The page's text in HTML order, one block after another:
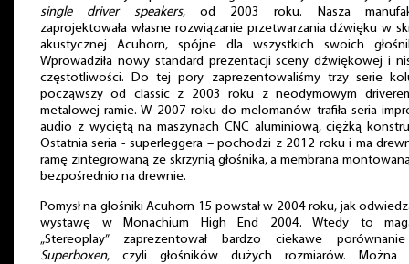
single driver speakers, od 2003 roku. Nasza
zaprojektowała własne rozwiązanie przetwarzania dźwięku w
akustycznej Acuhorn, spójne dla wszystkich swoich
Wprowadziła nowy standard prezentacji sceny dźwiękowej i
częstotliwości. Do tej pory zaprezentowaliśmy trzy serie
począwszy od classic z 2003 roku z neodymowym
metalowej ramie. W 2007 roku do melomanów trafiła seria
audio z wyciętą na maszynach CNC aluminiową, ciężką
Ostatnia seria - superleggera – pochodzi z 2012 roku i ma
ramę zintegrowaną ze skrzynią głośnika, a membrana
bezpośrednio na drewnie.
Pomysł na głośniki Acuhorn 15 powstał w 2004 roku, jak
wystawę w Monachium High End 2004. Wtedy to
„Stereoplay” zaprezentował bardzo ciekawe
Superboxen, czyli głośników dużych rozmiarów. Można